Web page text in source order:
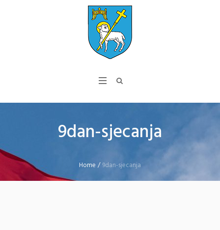
9dan-sjecanja
Home /9dan-sjecanja